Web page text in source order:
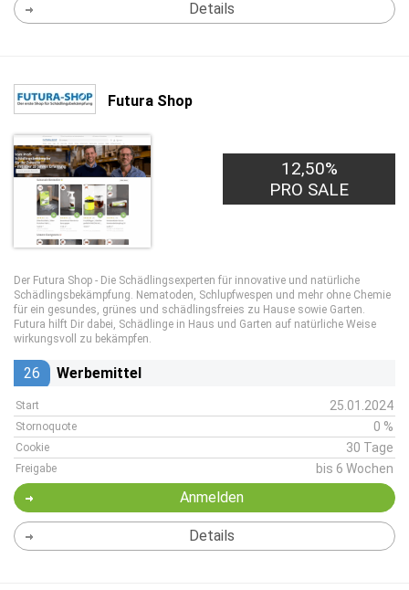
Details
Futura Shop
12,50%
PRO SALE
Der Futura Shop - Die Schädlingsexperten für innovative und natürliche
Schädlingsbekämpfung. Nematoden, Schlupfwespen und mehr ohne Chemie
für ein gesundes, grünes und schädlingsfreies zu Hause sowie Garten.
Futura hilft Dir dabei, Schädlinge in Haus und Garten auf natürliche Weise
wirkungsvoll zu bekämpfen.
26 Werbemittel
Start 25.01.2024
Stornoquote 0 %
Cookie 30 Tage
Freigabe bis 6 Wochen
Anmelden
Details